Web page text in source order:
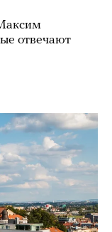
отвечают